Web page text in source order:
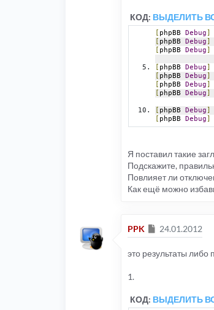
КОД: ВЫДЕЛИТЬ
[ phpBB Debug]
[ phpBB Debug]
[ phpBB Debug]
[ phpBB Debug]
[ phpBB Debug]
[ phpBB Debug]
[ phpBB Debug]
[ phpBB Debug]
[ phpBB Debug]
Я поставил такие
Подскажите,
Повлияет ли
Как ещё можно
PPK Сообщение
24.01.2012
это результаты
1.
КОД: ВЫДЕЛИТЬ